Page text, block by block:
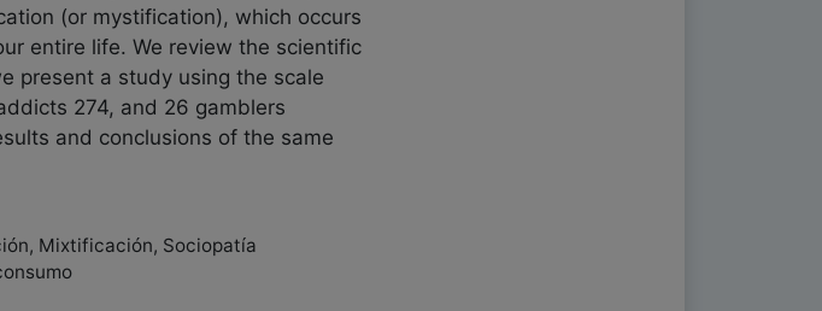
(or mystification), which occurs
entire life. We review the scientific
present a study using the scale
274, and 26 gamblers
and conclusions of the same
Mixtificación, Sociopatía